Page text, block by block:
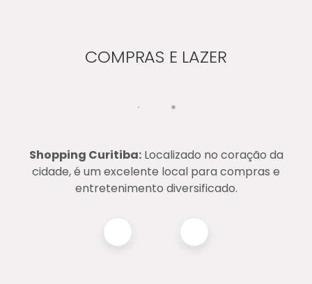
COMPRAS E LAZER
Shopping Curitiba:Localizado no coração da
cidade, é um excelente local para compras e
entretenimento diversificado.